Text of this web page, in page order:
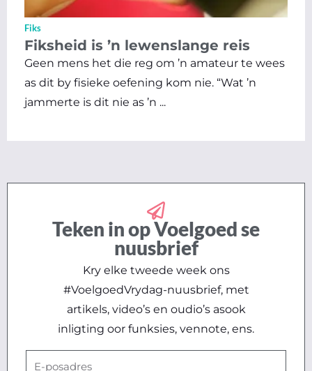
Fiks
Fiksheid is ’n lewenslange reis
Geen mens het die reg om ’n amateur te wees
as dit by fisieke oefening kom nie. “Wat ’n
jammerte is dit nie as ’n ...
Teken in op Voelgoed se
nuusbrief
Kry elke tweede week ons
#VoelgoedVrydag-nuusbrief, met
artikels, video’s en oudio’s asook
inligting oor funksies, vennote, ens.